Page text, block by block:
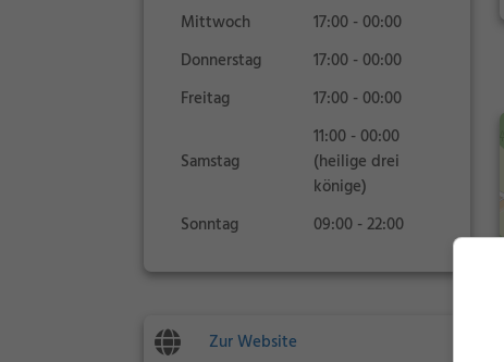
Mittwoch
17:00 - 00:00
Donnerstag
17:00 - 00:00
Freitag
17:00 - 00:00
Samstag
11:00 - 00:00
(heilige drei
könige)
Sonntag
09:00 - 22:00
Zur Website